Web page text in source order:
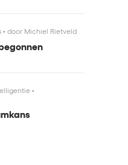
• door Michiel Rietveld
•